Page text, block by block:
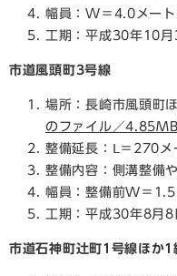
幅員：W＝4.0メート
工期：平成30年10
市道風頭町3号線
場所：長崎市風頭町
のファイル／4.85MB
整備延長：Ⅼ＝270メ
整備内容：側溝整備
幅員：整備前W＝
工期：平成30年8月8
市道石神町辻町1号線ほか1